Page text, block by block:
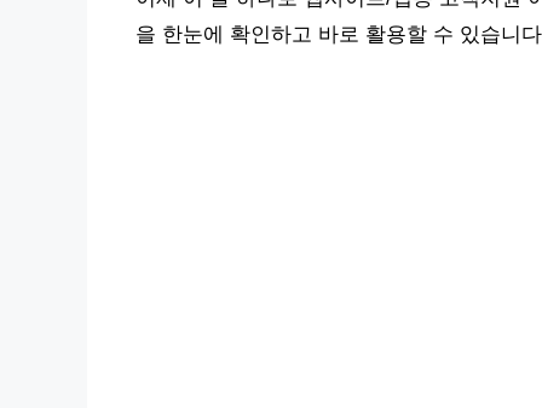
을 한눈에 확인하고 바로 활용할 수 있습니